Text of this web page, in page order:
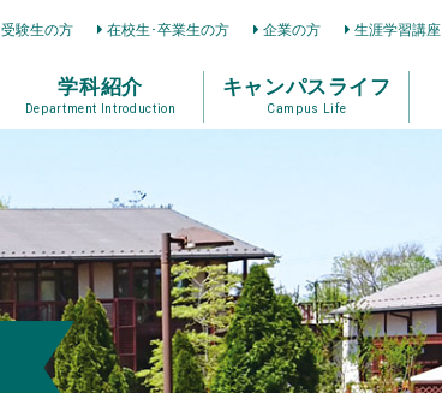
受験生の方 在校生･卒業生の方 企業の方 生涯学習講座
学科紹介
Department Introduction
キャンパスライフ
Campus Life